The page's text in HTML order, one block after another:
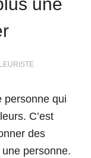
une
personne qui
C’est
des
personne.